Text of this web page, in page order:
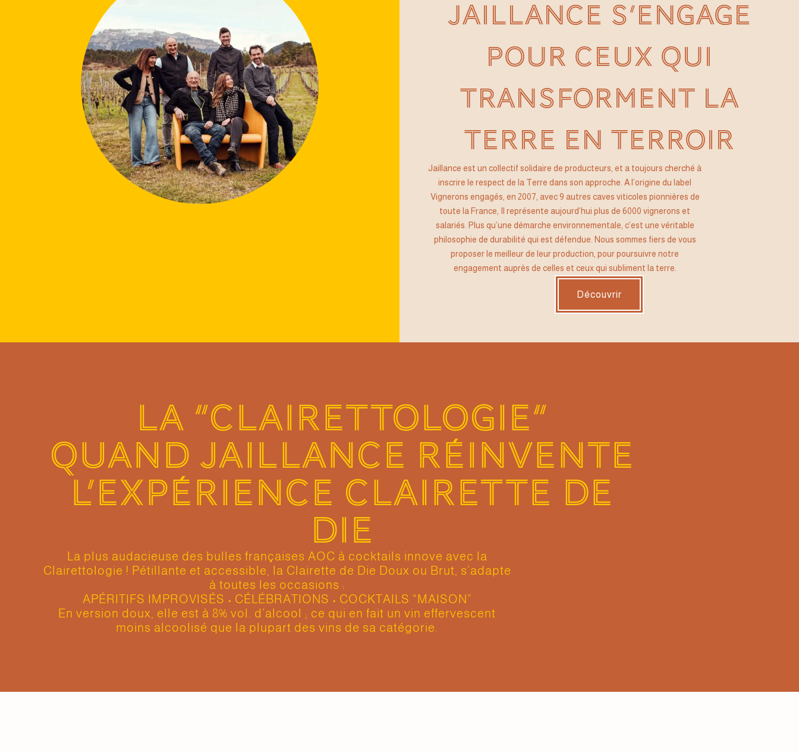
JAILLANCE S’ENGAGE
POUR CEUX QUI
TRANSFORMENT LA
TERRE EN TERROIR
Jaillance est un collectif solidaire de producteurs, et a toujours cherché à
inscrire le respect de la Terre dans son approche. A l’origine du label
Vignerons engagés, en 2007, avec 9 autres caves viticoles pionnières de
toute la France, Il représente aujourd’hui plus de 6000 vignerons et
salariés. Plus qu’une démarche environnementale, c’est une véritable
philosophie de durabilité qui est défendue. Nous sommes fiers de vous
proposer le meilleur de leur production, pour poursuivre notre
engagement auprès de celles et ceux qui subliment la terre.
Découvrir
LA “CLAIRETTOLOGIE“
QUAND JAILLANCE RÉINVENTE
L’EXPÉRIENCE CLAIRETTE DE
DIE
La plus audacieuse des bulles françaises AOC à cocktails innove avec la
Clairettologie ! Pétillante et accessible, la Clairette de Die Doux ou Brut, s’adapte
à toutes les occasions :
APÉRITIFS IMPROVISÉS • CÉLÉBRATIONS • COCKTAILS “MAISON”
En version doux, elle est à 8% vol. d’alcool ; ce qui en fait un vin effervescent
moins alcoolisé que la plupart des vins de sa catégorie.